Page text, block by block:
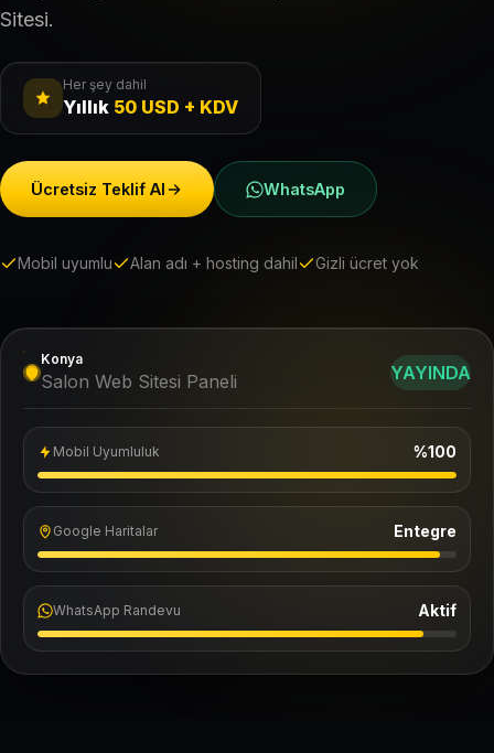
Sitesi.
Her şey dahil
Yıllık 50 USD + KDV
Ücretsiz Teklif Al WhatsApp
Mobil uyumlu Alan adı + hosting dahil Gizli ücret yok
Konya
Salon Web Sitesi Paneli YAYINDA
Mobil Uyumluluk %100
Google Haritalar Entegre
WhatsApp Randevu Aktif